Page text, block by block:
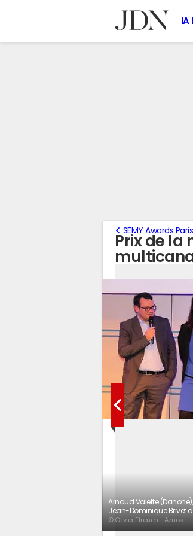
IA
Prix de
SEMY Awards
Arnaud Valette
Jean-Dominique Brivet
© Olivier Ffrench - Aznos